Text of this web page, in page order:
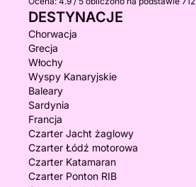
DESTYNACJE
Chorwacja
Grecja
Włochy
Wyspy Kanaryjskie
Baleary
Sardynia
Francja
Czarter Jacht żaglowy
Czarter Łódź motorowa
Czarter Katamaran
Czarter Ponton RIB